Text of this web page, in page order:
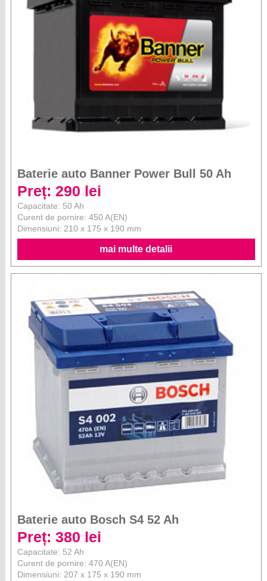
Baterie auto Banner Power Bull 50 Ah
Preț: 290 lei
Capacitate: 50 Ah
Curent de pornire: 450 A(EN)
Dimensiuni: 210 x 175 x 190 mm
mai multe detalii
Baterie auto Bosch S4 52 Ah
Preț: 380 lei
Capacitate: 52 Ah
Curent de pornire: 470 A(EN)
Dimensiuni: 207 x 175 x 190 mm